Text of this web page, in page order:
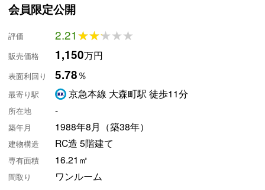
会員限定公開
評価 2.21★★★★★
★★★★★
販売価格 1,150万円
表面利回り 5.78％
最寄り駅 京急本線 大森町駅 徒歩11分
所在地 -
築年月 1988年8月（築38年）
建物構造 RC造 5階建て
専有面積 16.21㎡
間取り ワンルーム